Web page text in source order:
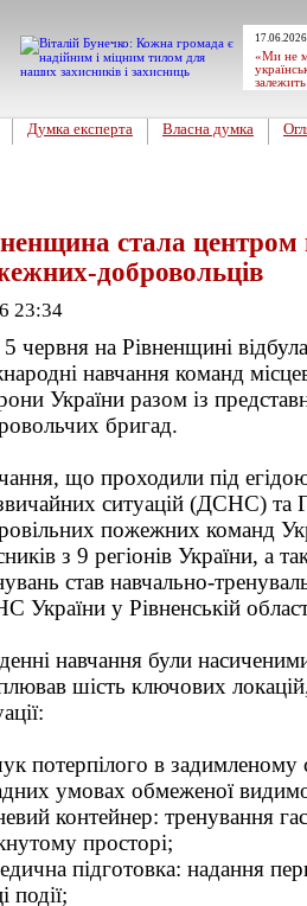
«Ми не
Думка експерта Власна думка
стала
добровольців
23:34
червня на Рівненщині
навчання команд
України разом із
бригад.
що проходили під
ситуацій (ДСНС) та
пожежних команд
з 9 регіонів України, а
став навчально-
України у Рівненській
навчання були
шість ключових
потерпілого в задимленому
умовах обмеженої
контейнер: тренування
просторі;
підготовка: надання
події;